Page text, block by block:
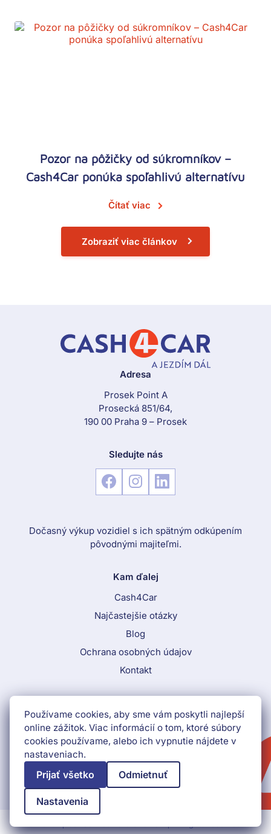
Pozor na pôžičky od súkromníkov –
Cash4Car ponúka spoľahlivú alternatívu
Čítať viac
Zobraziť viac článkov
Adresa
Prosek Point A
Prosecká 851/64,
190 00 Praha 9 – Prosek
Sledujte nás
Dočasný výkup vozidiel s ich spätným odkúpením
pôvodnými majiteľmi.
Kam ďalej
Cash4Car
Najčastejšie otázky
Blog
Ochrana osobných údajov
Kontakt
Call To Action Menu
+421 552 903 009
Používame cookies, aby sme vám poskytli najlepší
online zážitok. Viac informácií o tom, ktoré súbory
cookies používame, alebo ich vypnutie nájdete v
nastaveniach.
Prijať všetko Odmietnuť
Nastavenia